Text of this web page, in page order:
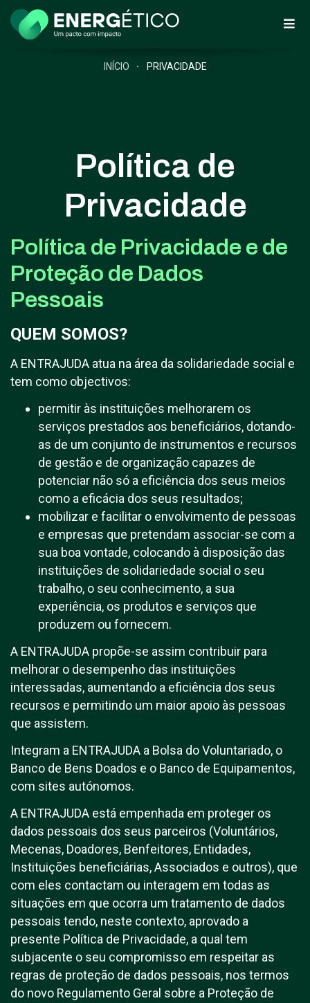
INÍCIO PRIVACIDADE
Política de
Privacidade
Política de Privacidade e de
Proteção de Dados
Pessoais
QUEM SOMOS?
A ENTRAJUDA atua na área da solidariedade social e
tem como objectivos:
permitir às instituições melhorarem os
serviços prestados aos beneficiários, dotando-
as de um conjunto de instrumentos e recursos
de gestão e de organização capazes de
potenciar não só a eficiência dos seus meios
como a eficácia dos seus resultados;
mobilizar e facilitar o envolvimento de pessoas
e empresas que pretendam associar-se com a
sua boa vontade, colocando à disposição das
instituições de solidariedade social o seu
trabalho, o seu conhecimento, a sua
experiência, os produtos e serviços que
produzem ou fornecem.
A ENTRAJUDA propõe-se assim contribuir para
melhorar o desempenho das instituições
interessadas, aumentando a eficiência dos seus
recursos e permitindo um maior apoio às pessoas
que assistem.
Integram a ENTRAJUDA a Bolsa do Voluntariado, o
Banco de Bens Doados e o Banco de Equipamentos,
com sites autónomos.
A ENTRAJUDA está empenhada em proteger os
dados pessoais dos seus parceiros (Voluntários,
Mecenas, Doadores, Benfeitores, Entidades,
Instituições beneficiárias, Associados e outros), que
com eles contactam ou interagem em todas as
situações em que ocorra um tratamento de dados
pessoais tendo, neste contexto, aprovado a
presente Política de Privacidade, a qual tem
subjacente o seu compromisso em respeitar as
regras de proteção de dados pessoais, nos termos
do novo Regulamento Geral sobre a Proteção de